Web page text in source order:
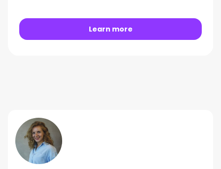
Learn more